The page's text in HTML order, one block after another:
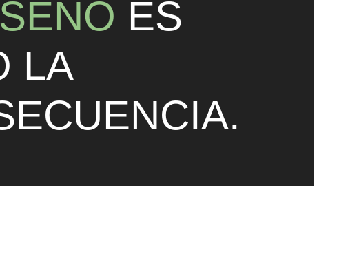
ES
LA